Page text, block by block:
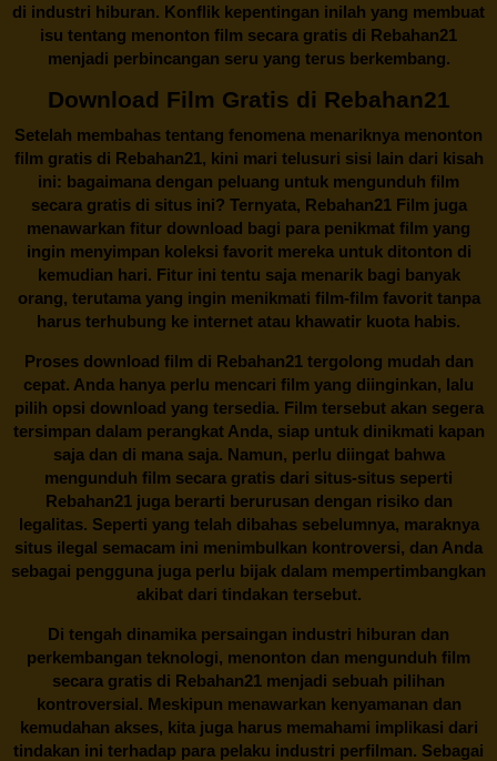
di industri hiburan. Konflik kepentingan inilah yang membuat
isu tentang menonton film secara gratis di Rebahan21
menjadi perbincangan seru yang terus berkembang.
Download Film Gratis di Rebahan21
Setelah membahas tentang fenomena menariknya menonton
film gratis di Rebahan21, kini mari telusuri sisi lain dari kisah
ini: bagaimana dengan peluang untuk mengunduh film
secara gratis di situs ini? Ternyata, Rebahan21 Film juga
menawarkan fitur download bagi para penikmat film yang
ingin menyimpan koleksi favorit mereka untuk ditonton di
kemudian hari. Fitur ini tentu saja menarik bagi banyak
orang, terutama yang ingin menikmati film-film favorit tanpa
harus terhubung ke internet atau khawatir kuota habis.
Proses download film di Rebahan21tergolong mudah dan
cepat. Anda hanya perlu mencari film yang diinginkan, lalu
pilih opsi download yang tersedia. Film tersebut akan segera
tersimpan dalam perangkat Anda, siap untuk dinikmati kapan
saja dan di mana saja. Namun, perlu diingat bahwa
mengunduh film secara gratis dari situs-situs seperti
Rebahan21 juga berarti berurusan dengan risiko dan
legalitas. Seperti yang telah dibahas sebelumnya, maraknya
situs ilegal semacam ini menimbulkan kontroversi, dan Anda
sebagai pengguna juga perlu bijak dalam mempertimbangkan
akibat dari tindakan tersebut.
Di tengah dinamika persaingan industri hiburan dan
perkembangan teknologi, menonton dan mengunduh film
secara gratis di Rebahan21 menjadi sebuah pilihan
kontroversial. Meskipun menawarkan kenyamanan dan
kemudahan akses, kita juga harus memahami implikasi dari
tindakan ini terhadap para pelaku industri perfilman. Sebagai